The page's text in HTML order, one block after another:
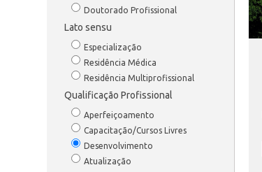
Doutorado Profissional
Lato sensu
Especialização
Residência Médica
Residência Multiprofissional
Qualificação Profissional
Aperfeiçoamento
Capacitação/Cursos Livres
Desenvolvimento
Atualização